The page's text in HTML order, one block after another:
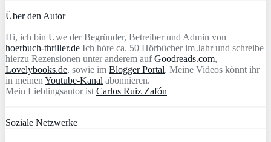
Über den Autor
Hi, ich bin Uwe der Begründer, Betreiber und Admin von
hoerbuch-thriller.de Ich höre ca. 50 Hörbücher im Jahr und schreibe
hierzu Rezensionen unter anderem aufGoodreads.com,
Lovelybooks.de, sowie im Blogger Portal. Meine Videos könnt ihr
in meinen Youtube-Kanal abonnieren.
Mein Lieblingsautor ist Carlos Ruiz Zafón
Soziale Netzwerke